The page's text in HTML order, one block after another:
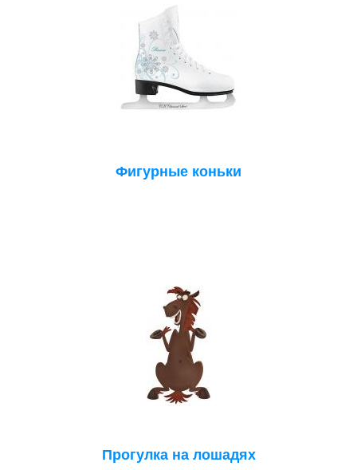
Фигурные коньки
Прогулка на лошадях